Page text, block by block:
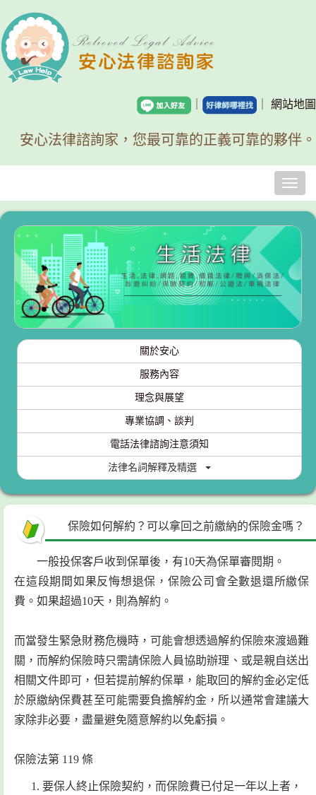
網站地圖
安心法律諮詢家，您最可靠的正義可靠的夥伴。
關於安心
服務內容
理念與展望
專業協調、談判
電話法律諮詢注意須知
法律名詞解釋及精選
保險如何解約？可以拿回之前繳納的保險金嗎？
一般投保客戶收到保單後，有10天為保單審閱期。
在這段期間如果反悔想退保，保險公司會全數退還所繳保
費。如果超過10天，則為解約。
而當發生緊急財務危機時，可能會想透過解約保險來渡過難
關，而解約保險時只需請保險人員協助辦理、或是親自送出
相關文件即可，但若提前解約保單，能取回的解約金必定低
於原繳納保費甚至可能需要負擔解約金，所以通常會建議大
家除非必要，盡量避免隨意解約以免虧損。
保險法第 119 條
要保人終止保險契約，而保險費已付足一年以上者，